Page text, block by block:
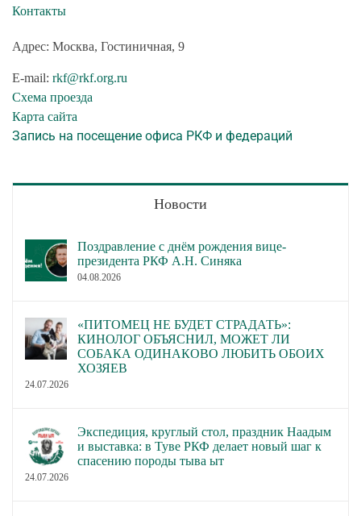
Контакты
Адрес: Москва, Гостиничная, 9
E-mail: rkf@rkf.org.ru
Схема проезда
Карта сайта
Запись на посещение офиса РКФ и федераций
Новости
Поздравление с днём рождения вице-
президента РКФ А.Н. Синяка
04.08.2026
«ПИТОМЕЦ НЕ БУДЕТ СТРАДАТЬ»:
КИНОЛОГ ОБЪЯСНИЛ, МОЖЕТ ЛИ
СОБАКА ОДИНАКОВО ЛЮБИТЬ ОБОИХ
ХОЗЯЕВ
24.07.2026
Экспедиция, круглый стол, праздник Наадым
и выставка: в Туве РКФ делает новый шаг к
спасению породы тыва ыт
24.07.2026